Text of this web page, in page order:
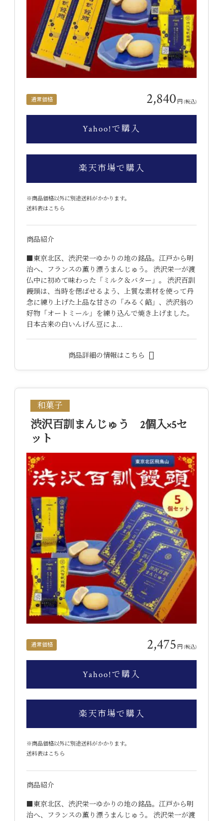
通常価格 2,840 円(税込)
Yahoo!で購入
楽天市場で購入
※商品価格以外に別途送料がかかります。
送料表はこちら
商品紹介
■東京北区、渋沢栄一ゆかりの地の銘品。江戸から明
治へ、フランスの薫り漂うまんじゅう。 渋沢栄一が渡
仏中に初めて味わった「ミルク＆バター」。 渋沢百訓
饅頭は、当時を偲ばせるよう、上質な素材を使って丹
念に練り上げた上品な甘さの「みるく餡」、渋沢翁の
好物「オートミール」を練り込んで焼き上げました。
日本古来の白いんげん豆によ…
商品詳細の情報はこちら
和菓子
渋沢百訓まんじゅう 2個入×5セ
ット
通常価格 2,475 円(税込)
Yahoo!で購入
楽天市場で購入
※商品価格以外に別途送料がかかります。
送料表はこちら
商品紹介
■東京北区、渋沢栄一ゆかりの地の銘品。江戸から明
治へ、フランスの薫り漂うまんじゅう。 渋沢栄一が渡